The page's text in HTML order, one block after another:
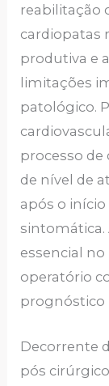
reabilitação
cardiopatas
produtiva e
limitações
patológico.
processo
de nível de
após o
sintomática.
essencial
operatório
prognóstico
Decorrente
pós